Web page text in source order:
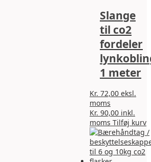
Slange
til co2
fordeler
1 meter
Kr. 72,00 eksl.
moms
Kr. 90,00 inkl.
moms Tilføj kurv